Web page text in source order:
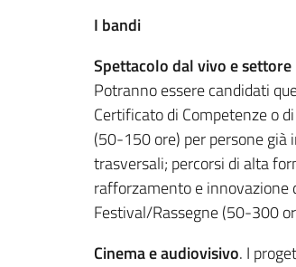
I bandi
Spettacolo dal vivo e
Potranno essere candidati
Certificato di Competenze o
(50-150 ore) per persone già
trasversali; percorsi di alta
rafforzamento e innovazione
Festival/Rassegne (50-300
Cinema e audiovisivo. I